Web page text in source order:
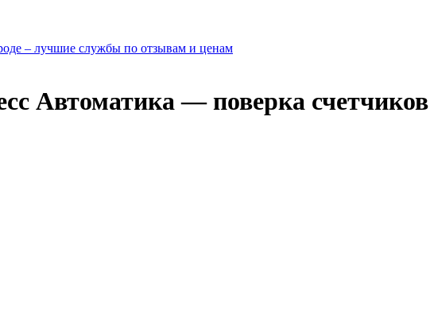
– лучшие службы по отзывам и ценам
Автоматика — поверка